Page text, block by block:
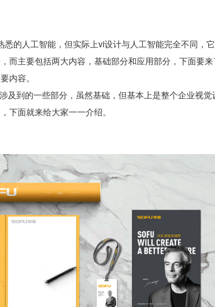
的人工智能，但实际上vi设计与人工智能完全不同，
而主要包括两大内容，基础部分和应用部分，下面要
内容。
及到的一些部分，虽然基础，但基本上是整个企业视觉
下面就来给大家一一介绍。